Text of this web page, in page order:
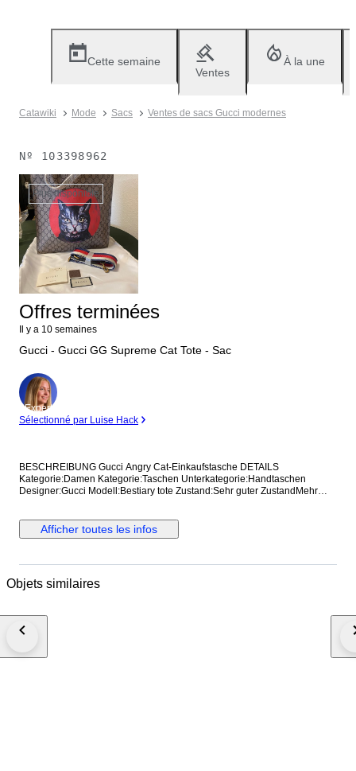
Cette semaine
Ventes
À la une
Catawiki Mode Sacs Ventes de sacs Gucci modernes
Nº 103398962
Plus disponible
Offres terminées
Il y a 10 semaines
Gucci - Gucci GG Supreme Cat Tote - Sac
Expert
Sélectionné par Luise Hack
BESCHREIBUNG Gucci Angry Cat-Einkaufstasche DETAILS
Kategorie:Damen Kategorie:Taschen Unterkategorie:Handtaschen
Designer:Gucci Modell:Bestiary tote Zustand:Sehr guter ZustandMehr
Tiefe:8 cm
Afficher toutes les infos
Objets similaires